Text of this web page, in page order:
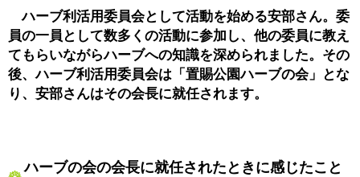
ハーブ利活用委員会として活動を始める安部さん。委
員の一員として数多くの活動に参加し、他の委員に教え
てもらいながらハーブへの知識を深められました。その
後、ハーブ利活用委員会は「置賜公園ハーブの会」とな
り、安部さんはその会長に就任されます。
ハーブの会の会長に就任されたときに感じたこと